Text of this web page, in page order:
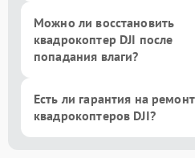
Можно ли восстановить
квадрокоптер DJI после
попадания влаги?
Есть ли гарантия на ремонт
квадрокоптеров DJI?